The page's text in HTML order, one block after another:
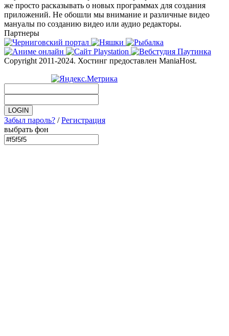
же просто расказывать о новых программах для создания
приложений. Не обошли мы внимание и различные видео
мануалы по созданию видео или аудио редакторы.
Партнеры
Copyright 2011-2024. Хостинг предоставлен ManiaHost.
Забыл пароль? /Регистрация
выбрать фон